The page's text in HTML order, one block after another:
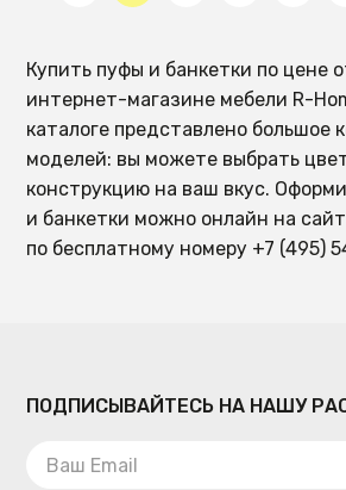
Купить пуфы и банкетки по цене
интернет-магазине мебели R-
каталоге представлено большое
моделей: вы можете выбрать
конструкцию на ваш вкус.
и банкетки можно онлайн на
по бесплатному номеру +7 (495)
ПОДПИСЫВАЙТЕСЬ НА НАШУ